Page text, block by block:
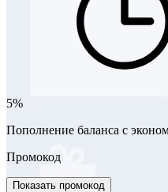
5%
Пополнение баланса с
Промокод
Показать промокод